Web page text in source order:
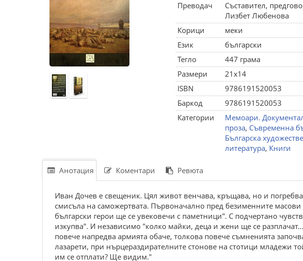
Преводач
Съставител,
Лизбет Любенова
Корици
меки
Език
български
Тегло
447 грама
Размери
21x14
ISBN
9786191520053
Баркод
9786191520053
Категории
Мемоари.
проза, Съвременна
Българска
литература, Книги
Анотация Коментари Ревюта
Иван Дочев е свещеник. Цял живот венчава, кръщава, но и
смисъла на саможертвата. Първоначално пред безименните масови
български герои ще се увековечи с паметници". С подчертано
изкупва". И независимо "колко майки, деца и жени ще се
повече напредва армията обаче, толкова повече съмненията
лазарети, при нърцераздирателните стонове на стотици младежи
им се отплати? Ще видим."